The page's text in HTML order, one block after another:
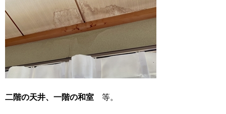
二階の天井、一階の和室 等。